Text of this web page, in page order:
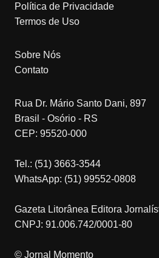
Política de Privacidade
Termos de Uso
Sobre Nós
Contato
Rua Dr. Mário Santo Dani, 897
Brasil - Osório - RS
CEP: 95520-000
Tel.: (51) 3663-3544
WhatsApp: (51) 99552-0808
Gazeta Litorânea Editora
CNPJ: 91.006.742/0001-80
© Jornal Momento